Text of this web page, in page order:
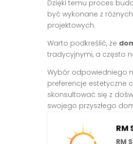
Dzięki temu proces
być wykonane z
projektowych.
Warto podkreślić, że
tradycyjnymi, a często
Wybór odpowiedniego
preferencje estetyczne
skonsultować się z
swojego przyszłego
RM
RM